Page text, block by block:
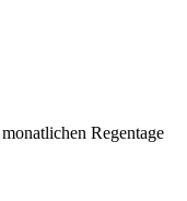
Regentage